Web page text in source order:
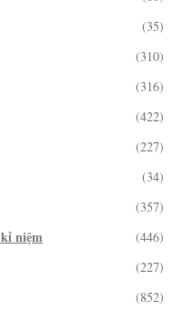
(35)
(310)
(316)
(422)
(227)
(34)
(357)
niệm (446)
(227)
(852)